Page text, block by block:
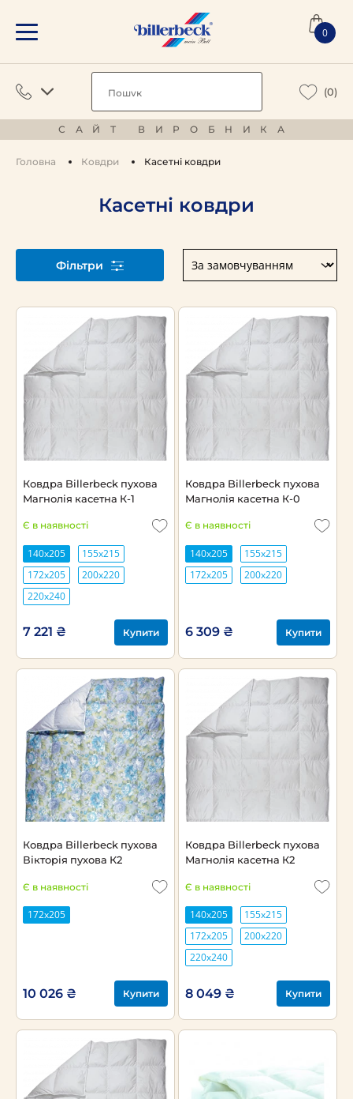
0
(0)
САЙТ ВИРОБНИКА
Головна Ковдри Касетні ковдри
Касетні ковдри
Фільтри
Ковдра Billerbeck пухова
Магнолія касетна К-1
Є в наявності
140х205
155х215
172х205
200х220
220х240
7 221 ₴ Купити
Ковдра Billerbeck пухова
Магнолія касетна К-0
Є в наявності
140х205
155х215
172х205
200х220
6 309 ₴ Купити
Ковдра Billerbeck пухова
Вікторія пухова К2
Є в наявності
172х205
10 026 ₴ Купити
Ковдра Billerbeck пухова
Магнолія касетна К2
Є в наявності
140х205
155х215
172х205
200х220
220х240
8 049 ₴ Купити